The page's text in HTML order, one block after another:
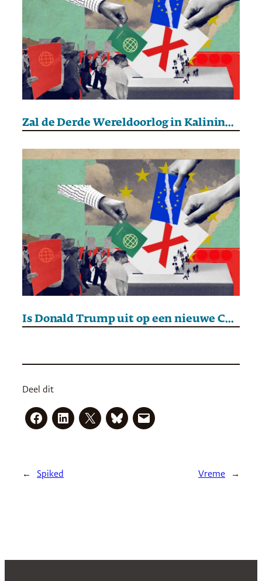
Zal de Derde Wereldoorlog in Kaliningrad beginnen?
Is Donald Trump uit op een nieuwe Conferentie van Jalta?
Deel dit
← Spiked Vreme →